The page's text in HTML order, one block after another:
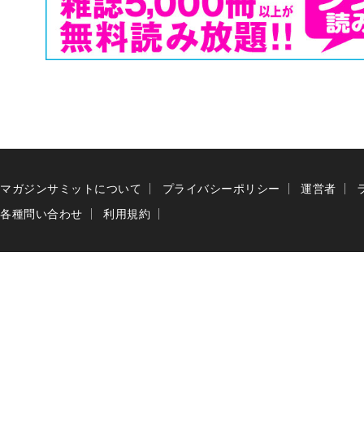
マガジンサミットについて プライバシーポリシー 運営者
各種問い合わせ
利用規約